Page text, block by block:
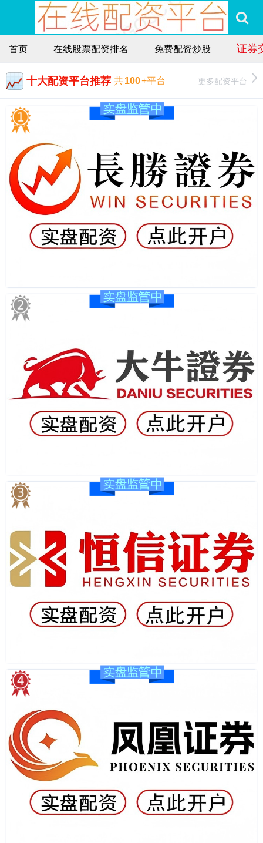
首页 在线股票配资排名 免费配资炒股 证券
十大配资平台推荐 共100+平台 更多配资平台